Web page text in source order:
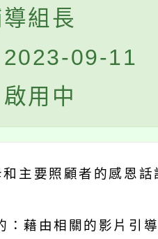
組長
2023-09-11
用中
主要照顧者的感恩話
：藉由相關的影片引